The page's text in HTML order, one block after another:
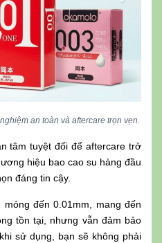
an toàn và aftercare trọn vẹn.
tâm tuyệt đối để aftercare trở
hiệu bao cao su hàng đầu
đáng tin cậy.
mỏng đến 0.01mm, mang đến
tồn tại, nhưng vẫn đảm bảo
sử dụng, bạn sẽ không phải